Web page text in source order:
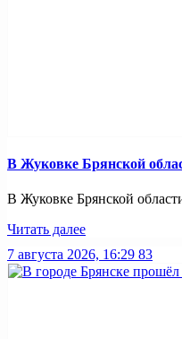
В Жуковке Брянской
В Жуковке Брянской
Читать далее
7 августа 2026, 16:29 83